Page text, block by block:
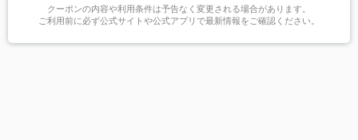
クーポンの内容や利用条件は予告なく変更される場合があります。
ご利用前に必ず公式サイトや公式アプリで最新情報をご確認ください。